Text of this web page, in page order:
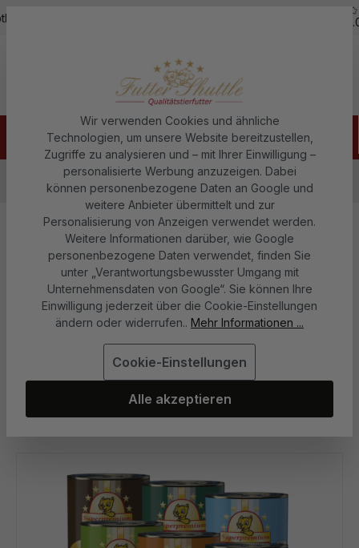
Zum Hauptinhalt springen
- 07451 / 625400 über
Katzenfutter
Katzen Nassfutter
Katzen Nassfutter Dosen
Katzen Nassfutter Dosen
Wir verwenden Cookies und ähnliche
Technologien, um unsere Website bereitzustellen,
Zugriffe zu analysieren und – mit Ihrer Einwilligung –
personalisierte Werbung anzuzeigen. Dabei
können personenbezogene Daten an Google und
weitere Anbieter übermittelt und zur
Personalisierung von Anzeigen verwendet werden.
Weitere Informationen darüber, wie Google
personenbezogene Daten verwendet, finden Sie
unter „Verantwortungsbewusster Umgang mit
Unternehmensdaten von Google“. Sie können Ihre
Einwilligung jederzeit über die Cookie-Einstellungen
ändern oder widerrufen.. Mehr Informationen ...
Cookie-Einstellungen
Alle akzeptieren